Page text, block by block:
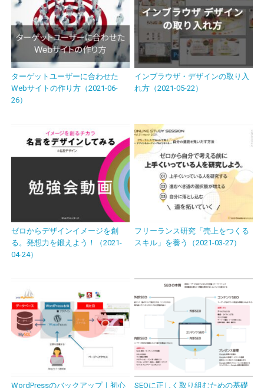
ターゲットユーザーに合わせた
Webサイトの作り方（2021-06-
26）
インブラウザ・デザインの取り入
れ方（2021-05-22）
ゼロからデザインイメージを創
る。発想力を鍛えよう！（2021-
04-24）
フリーランス研究「売上をつくる
スキル」を養う（2021-03-27）
WordPressのバックアップ｜初心 SEOに正しく取り組むための基礎